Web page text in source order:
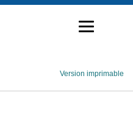
Version imprimable